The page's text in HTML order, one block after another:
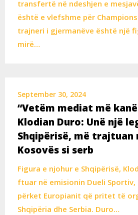
transfertë në ndeshjen e
është e vlefshme për
trajneri i gjermanëve është një
mirë…
September 30, 2024
“Vetëm mediat më
Klodian Duro: Unë një
Shqipërisë, më trajtuan
Kosovës si serb
Figura e njohur e Shqipërisë,
ftuar në emisionin Dueli
përket Europianit që pritet të
Shqipëria dhe Serbia. Duro…